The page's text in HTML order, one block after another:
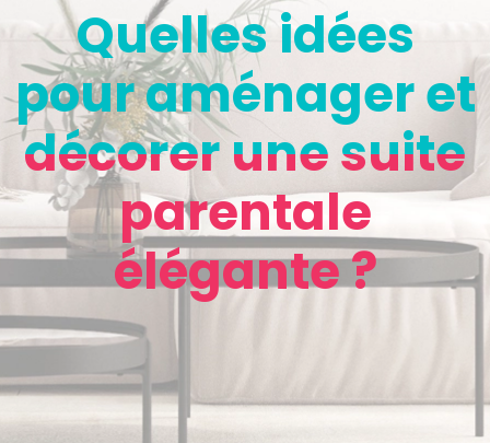
Quelles idées
pour aménager et
décorer une suite
parentale
élégante ?